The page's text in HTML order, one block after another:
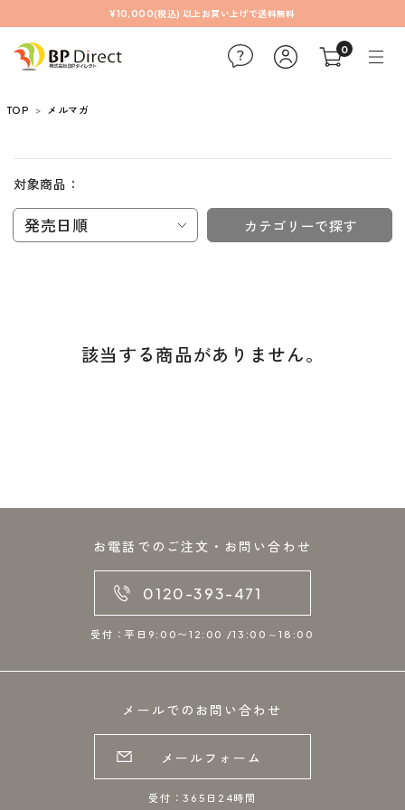
¥10,000(税込) 以上お買い上げで送料無料
0
TOP メルマガ
対象商品：
発売日順 カテゴリーで探す
該当する商品がありません。
お電話でのご注文・お問い合わせ
0120-393-471
受付：平日9:00〜12:00 /13:00～18:00
メールでのお問い合わせ
メールフォーム
受付：365日24時間